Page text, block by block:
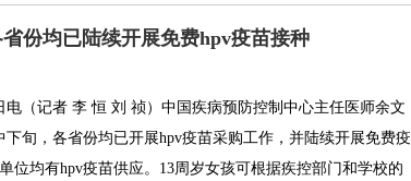
份均已陆续开展免费hpv疫苗接种
（记者 李 恒 刘 祯）中国疾病预防控制中心主任医师余文
下旬，各省份均已开展hpv疫苗采购工作，并陆续开展免费疫
位均有hpv疫苗供应。13周岁女孩可根据疾控部门和学校的